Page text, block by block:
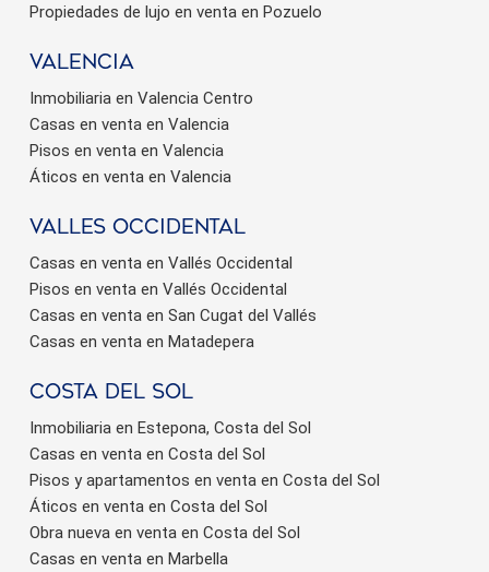
Propiedades de lujo en venta en Pozuelo
valencia
Inmobiliaria en Valencia Centro
Casas en venta en Valencia
Pisos en venta en Valencia
Áticos en venta en Valencia
valles occidental
Casas en venta en Vallés Occidental
Pisos en venta en Vallés Occidental
Casas en venta en San Cugat del Vallés
Casas en venta en Matadepera
Costa del sol
Inmobiliaria en Estepona, Costa del Sol
Casas en venta en Costa del Sol
Pisos y apartamentos en venta en Costa del Sol
Áticos en venta en Costa del Sol
Obra nueva en venta en Costa del Sol
Casas en venta en Marbella